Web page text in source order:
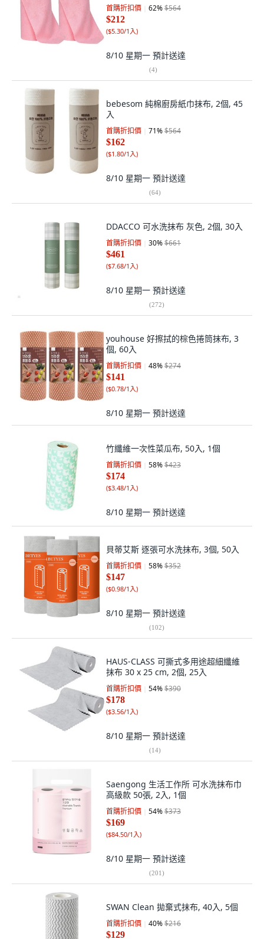
首購折扣價 62%$564
$212
($5.30/1入)
8/10 星期一 預計送達
(4)
bebesom 純棉廚房紙巾抹布, 2個, 45
入
首購折扣價 71%$564
$162
($1.80/1入)
8/10 星期一 預計送達
(64)
DDACCO 可水洗抹布 灰色, 2個, 30入
首購折扣價 30%$661
$461
($7.68/1入)
8/10 星期一 預計送達
(272)
youhouse 好擦拭的棕色捲筒抹布, 3
個, 60入
首購折扣價 48%$274
$141
($0.78/1入)
8/10 星期一 預計送達
竹纖維一次性菜瓜布, 50入, 1個
首購折扣價 58%$423
$174
($3.48/1入)
8/10 星期一 預計送達
貝蒂艾斯 逐張可水洗抹布, 3個, 50入
首購折扣價 58%$352
$147
($0.98/1入)
8/10 星期一 預計送達
(102)
HAUS-CLASS 可撕式多用途超細纖維
抹布 30 x 25 cm, 2個, 25入
首購折扣價 54%$390
$178
($3.56/1入)
8/10 星期一 預計送達
(14)
Saengong 生活工作所 可水洗抹布巾
高級款 50張, 2入, 1個
首購折扣價 54%$373
$169
($84.50/1入)
8/10 星期一 預計送達
(201)
SWAN Clean 拋棄式抹布, 40入, 5個
首購折扣價 40%$216
$129